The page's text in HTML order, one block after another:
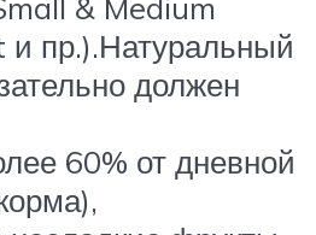
пр.).Натуральный
должен
60% от дневной